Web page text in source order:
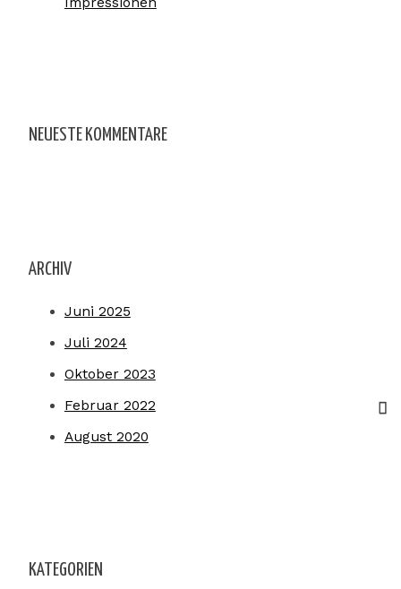
NEUESTE KOMMENTARE
ARCHIV
Juni 2025
Juli 2024
Oktober 2023
Februar 2022
August 2020
KATEGORIEN